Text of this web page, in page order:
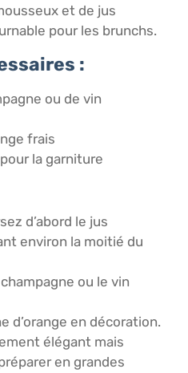
et de jus
pour les brunchs.
:
ou de vin
frais
la garniture
d’abord le jus
environ la moitié du
ou le vin
d’orange en décoration.
élégant mais
en grandes